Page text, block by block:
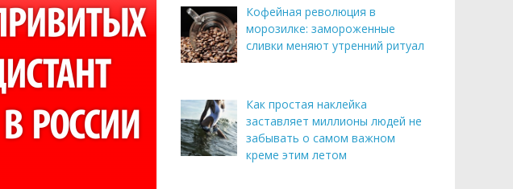
Кофейная революция в
морозилке: замороженные
сливки меняют утренний ритуал
Как простая наклейка
заставляет миллионы людей не
забывать о самом важном
креме этим летом